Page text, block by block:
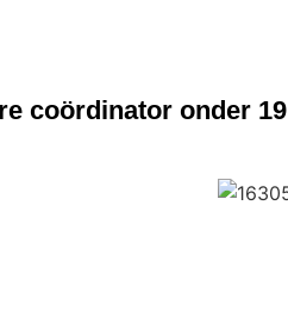
coördinator onder 19